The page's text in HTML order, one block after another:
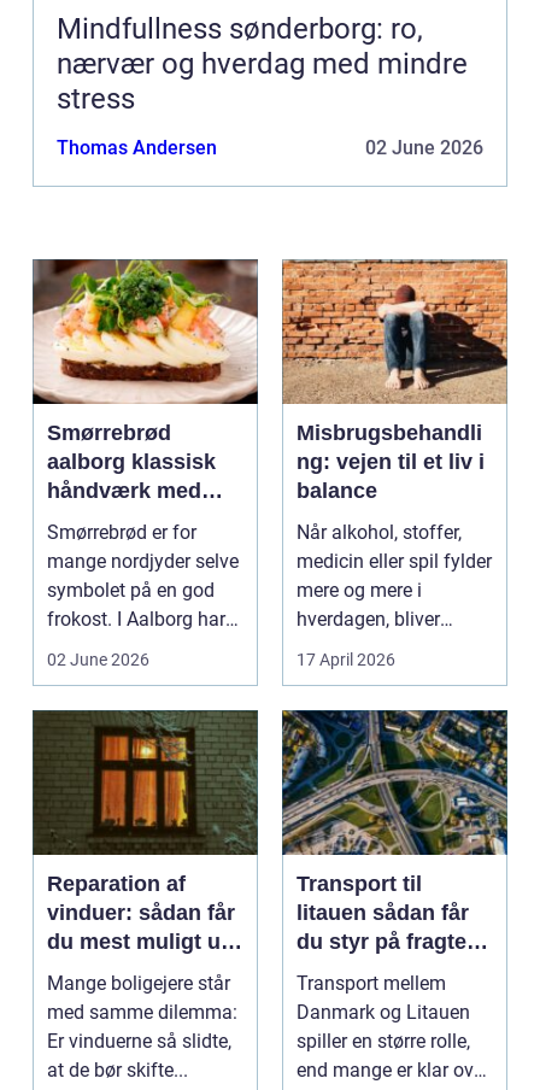
Mindfullness sønderborg: ro,
nærvær og hverdag med mindre
stress
Thomas Andersen 02 June 2026
Smørrebrød
aalborg klassisk
håndværk med
moderne twist
Smørrebrød er for
mange nordjyder selve
symbolet på en god
frokost. I Aalborg har
den klassiske spis...
02 June 2026
Misbrugsbehandli
ng: vejen til et liv i
balance
Når alkohol, stoffer,
medicin eller spil fylder
mere og mere i
hverdagen, bliver
grænsen...
17 April 2026
Reparation af
vinduer: sådan får
du mest muligt ud
af dine gamle
vinduer
Mange boligejere står
med samme dilemma:
Er vinduerne så slidte,
at de bør skifte...
Transport til
litauen sådan får
du styr på fragten
til baltikum
Transport mellem
Danmark og Litauen
spiller en større rolle,
end mange er klar over.